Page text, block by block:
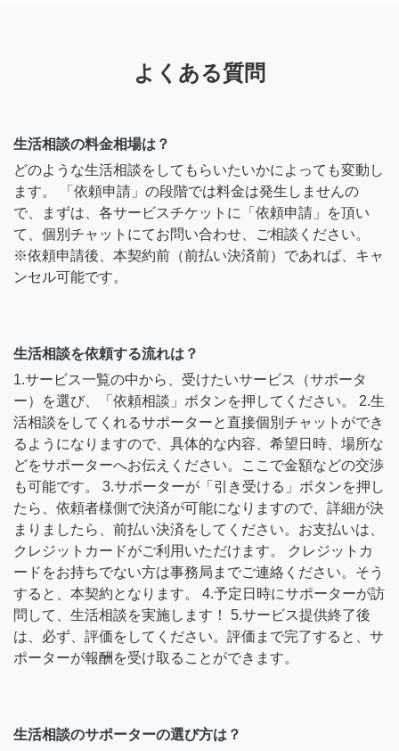
よくある質問
生活相談の料金相場は？
どのような生活相談をしてもらいたいかによっても変動し
ます。 「依頼申請」の段階では料金は発生しませんの
で、まずは、各サービスチケットに「依頼申請」を頂い
て、個別チャットにてお問い合わせ、ご相談ください。
※依頼申請後、本契約前（前払い決済前）であれば、キャ
ンセル可能です。
生活相談を依頼する流れは？
1.サービス一覧の中から、受けたいサービス（サポータ
ー）を選び、「依頼相談」ボタンを押してください。 2.生
活相談をしてくれるサポーターと直接個別チャットができ
るようになりますので、具体的な内容、希望日時、場所な
どをサポーターへお伝えください。ここで金額などの交渉
も可能です。 3.サポーターが「引き受ける」ボタンを押し
たら、依頼者様側で決済が可能になりますので、詳細が決
まりましたら、前払い決済をしてください。お支払いは、
クレジットカードがご利用いただけます。 クレジットカ
ードをお持ちでない方は事務局までご連絡ください。そう
すると、本契約となります。 4.予定日時にサポーターが訪
問して、生活相談を実施します！ 5.サービス提供終了後
は、必ず、評価をしてください。評価まで完了すると、サ
ポーターが報酬を受け取ることができます。
生活相談のサポーターの選び方は？